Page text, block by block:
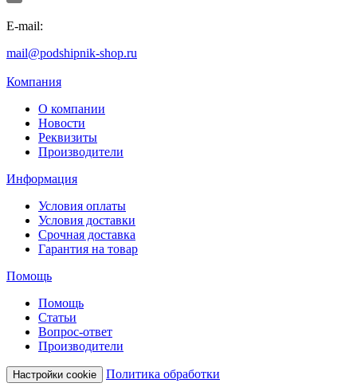
E-mail:
mail@podshipnik-shop.ru
Компания
О компании
Новости
Реквизиты
Производители
Информация
Условия оплаты
Условия доставки
Срочная доставка
Гарантия на товар
Помощь
Помощь
Статьи
Вопрос-ответ
Производители
Настройки cookie
Политика обработки